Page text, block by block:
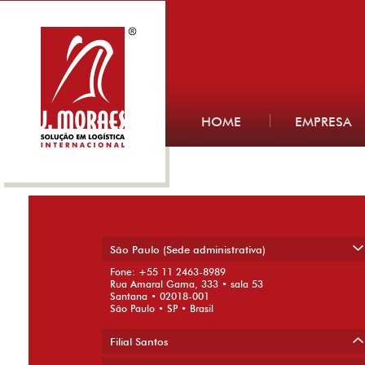
HOME EMPRESA
São Paulo (Sede administrativa)
Fone: +55 11 2463-8989
Rua Amaral Gama, 333 • sala 53
Santana • 02018-001
São Paulo • SP • Brasil
Filial Santos